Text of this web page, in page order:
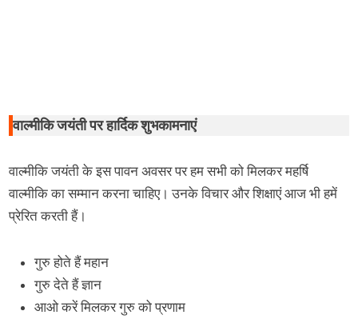
वाल्मीकि जयंती पर हार्दिक शुभकामनाएं
वाल्मीकि जयंती के इस पावन अवसर पर हम सभी को मिलकर महर्षि
वाल्मीकि का सम्मान करना चाहिए। उनके विचार और शिक्षाएं आज भी हमें
प्रेरित करती हैं।
गुरु होते हैं महान
गुरु देते हैं ज्ञान
आओ करें मिलकर गुरु को प्रणाम